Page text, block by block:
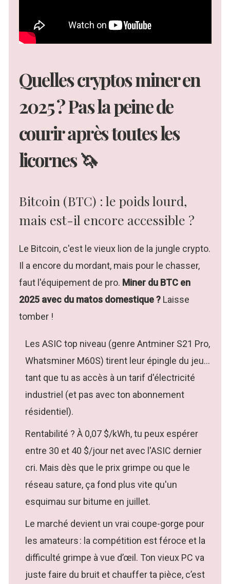
Quelles cryptos miner en
2025 ? Pas la peine de
courir après toutes les
licornes 🦄
Bitcoin (BTC) : le poids lourd,
mais est-il encore accessible ?
Le Bitcoin, c'est le vieux lion de la jungle crypto.
Il a encore du mordant, mais pour le chasser,
faut l'équipement de pro. Miner du BTC en
2025 avec du matos domestique ?Laisse
tomber !
Les ASIC top niveau (genre Antminer S21 Pro,
Whatsminer M60S) tirent leur épingle du jeu...
tant que tu as accès à un tarif d'électricité
industriel (et pas avec ton abonnement
résidentiel).
Rentabilité ? À 0,07 $/kWh, tu peux espérer
entre 30 et 40 $/jour net avec l'ASIC dernier
cri. Mais dès que le prix grimpe ou que le
réseau sature, ça fond plus vite qu'un
esquimau sur bitume en juillet.
Le marché devient un vrai coupe-gorge pour
les amateurs : la compétition est féroce et la
difficulté grimpe à vue d’œil. Ton vieux PC va
juste faire du bruit et chauffer ta pièce, c’est